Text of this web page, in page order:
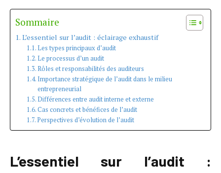
Sommaire
L’essentiel sur l’audit : éclairage exhaustif
Les types principaux d’audit
Le processus d’un audit
Rôles et responsabilités des auditeurs
Importance stratégique de l’audit dans le milieu
entrepreneurial
Différences entre audit interne et externe
Cas concrets et bénéfices de l’audit
Perspectives d’évolution de l’audit
L’essentiel sur l’audit :